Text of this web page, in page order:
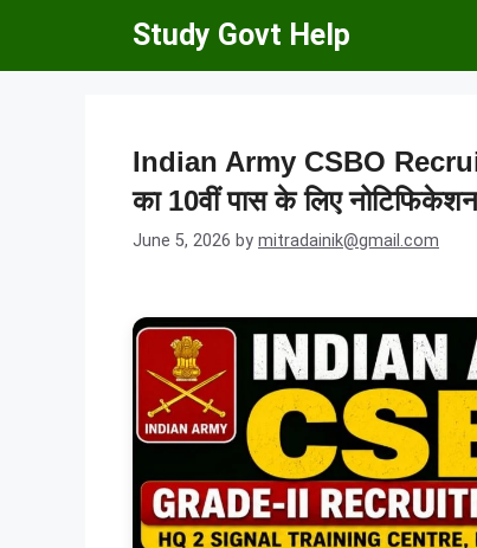
Study Govt Help
Indian Army CSBO
का 10वीं पास के लिए नोटिफिकेशन
June 5, 2026 by mitradainik@gmail.com